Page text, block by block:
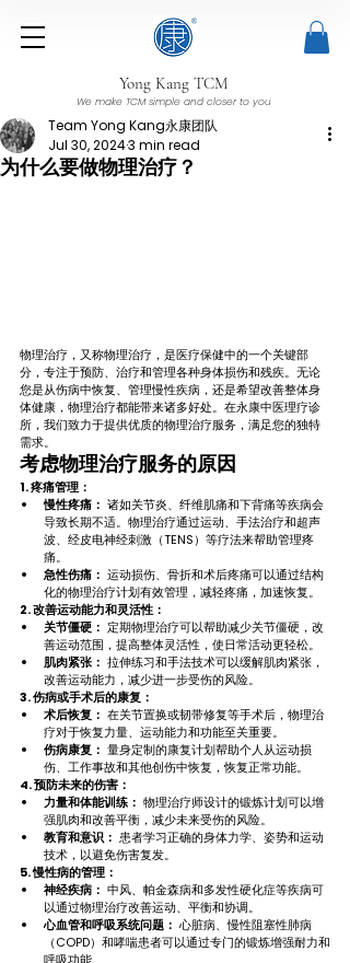
Yong Kang TCM
We make TCM simple and closer to you
为什么要做物理治疗？
Team Yong Kang永康团队
Jul 30, 20243 min read
物理治疗，又称物理治疗，是医疗保健中的一个关键部
分，专注于预防、治疗和管理各种身体损伤和残疾。无论
您是从伤病中恢复、管理慢性疾病，还是希望改善整体身
体健康，物理治疗都能带来诸多好处。在永康中医理疗诊
所，我们致力于提供优质的物理治疗服务，满足您的独特
需求。
考虑物理治疗服务的原因
1. 疼痛管理：
慢性疼痛： 诸如关节炎、纤维肌痛和下背痛等疾病会
导致长期不适。物理治疗通过运动、手法治疗和超声
波、经皮电神经刺激（TENS）等疗法来帮助管理疼
痛。
急性伤痛： 运动损伤、骨折和术后疼痛可以通过结构
化的物理治疗计划有效管理，减轻疼痛，加速恢复。
2. 改善运动能力和灵活性：
关节僵硬： 定期物理治疗可以帮助减少关节僵硬，改
善运动范围，提高整体灵活性，使日常活动更轻松。
肌肉紧张： 拉伸练习和手法技术可以缓解肌肉紧张，
改善运动能力，减少进一步受伤的风险。
3. 伤病或手术后的康复：
术后恢复： 在关节置换或韧带修复等手术后，物理治
疗对于恢复力量、运动能力和功能至关重要。
伤病康复： 量身定制的康复计划帮助个人从运动损
伤、工作事故和其他创伤中恢复，恢复正常功能。
4. 预防未来的伤害：
力量和体能训练： 物理治疗师设计的锻炼计划可以增
强肌肉和改善平衡，减少未来受伤的风险。
教育和意识： 患者学习正确的身体力学、姿势和运动
技术，以避免伤害复发。
5. 慢性病的管理：
神经疾病： 中风、帕金森病和多发性硬化症等疾病可
以通过物理治疗改善运动、平衡和协调。
心血管和呼吸系统问题： 心脏病、慢性阻塞性肺病
（COPD）和哮喘患者可以通过专门的锻炼增强耐力和
呼吸功能。